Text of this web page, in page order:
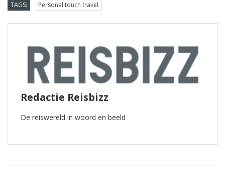
TAGS: Personal touch travel
Redactie Reisbizz
De reiswereld in woord en beeld